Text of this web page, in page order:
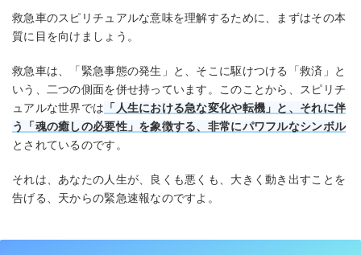
救急車のスピリチュアルな意味を理解するために、まずはその本
質に目を向けましょう。
救急車は、「緊急事態の発生」と、そこに駆けつける「救済」と
いう、二つの側面を併せ持っています。このことから、スピリチ
ュアルな世界では 「人生における急な変化や転機」と、それに伴
う「魂の癒しの必要性」を象徴する、非常にパワフルなシンボル
とされているのです。
それは、あなたの人生が、良くも悪くも、大きく動き出すことを
告げる、天からの緊急速報なのですよ。